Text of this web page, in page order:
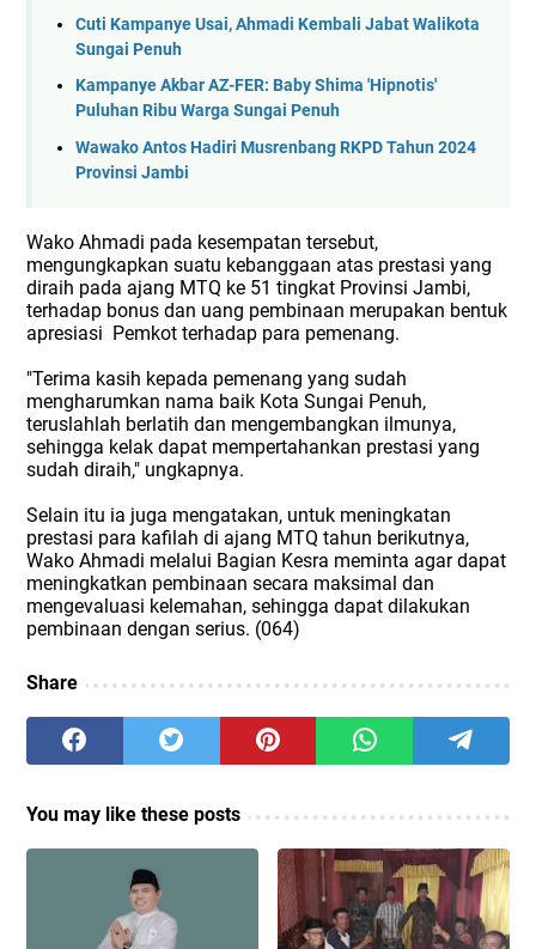
Cuti Kampanye Usai, Ahmadi Kembali Jabat Walikota
Sungai Penuh
Kampanye Akbar AZ-FER: Baby Shima 'Hipnotis'
Puluhan Ribu Warga Sungai Penuh
Wawako Antos Hadiri Musrenbang RKPD Tahun 2024
Provinsi Jambi
Wako Ahmadi pada kesempatan tersebut,
mengungkapkan suatu kebanggaan atas prestasi yang
diraih pada ajang MTQ ke 51 tingkat Provinsi Jambi,
terhadap bonus dan uang pembinaan merupakan bentuk
apresiasi Pemkot terhadap para pemenang.
"Terima kasih kepada pemenang yang sudah
mengharumkan nama baik Kota Sungai Penuh,
teruslahlah berlatih dan mengembangkan ilmunya,
sehingga kelak dapat mempertahankan prestasi yang
sudah diraih," ungkapnya.
Selain itu ia juga mengatakan, untuk meningkatan
prestasi para kafilah di ajang MTQ tahun berikutnya,
Wako Ahmadi melalui Bagian Kesra meminta agar dapat
meningkatkan pembinaan secara maksimal dan
mengevaluasi kelemahan, sehingga dapat dilakukan
pembinaan dengan serius. (064)
Share
You may like these posts